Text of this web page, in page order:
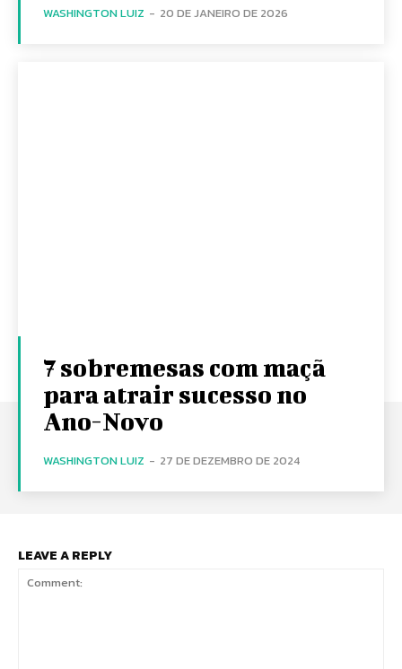
WASHINGTON LUIZ - 20 DE JANEIRO DE 2026
7 sobremesas com maçã
para atrair sucesso no
Ano-Novo
WASHINGTON LUIZ - 27 DE DEZEMBRO DE 2024
LEAVE A REPLY